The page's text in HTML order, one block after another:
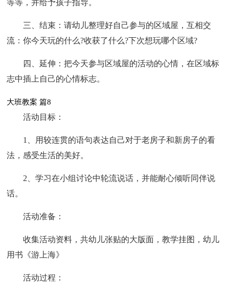
等等，并给予孩子指导。
三、结束：请幼儿整理好自己参与的区域屋，互相交
流：你今天玩的什么?收获了什么?下次想玩哪个区域?
四、延伸：把今天参与区域屋的活动的心情，在区域标
志中插上自己的心情标志。
大班教案 篇8
活动目标：
1、用较连贯的语句表达自己对于老房子和新房子的看
法，感受生活的美好。
2、学习在小组讨论中轮流说话，并能耐心倾听同伴说
话。
活动准备：
收集活动资料，共幼儿张贴的大版面，教学挂图，幼儿
用书《游上海》
活动过程：